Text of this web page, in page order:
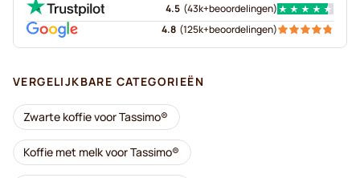
4.5 (43k+beoordelingen)
4.8 (125k+beoordelingen)
VERGELIJKBARE CATEGORIEËN
Zwarte koffie voor Tassimo®
Koffie met melk voor Tassimo®